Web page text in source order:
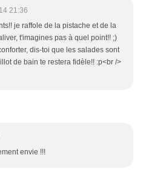
21:36
je raffole de la pistache et de la
t'imagines pas à quel point!! ;)
dis-toi que les salades sont
de bain te restera fidèle!! :p<br />
envie !!!